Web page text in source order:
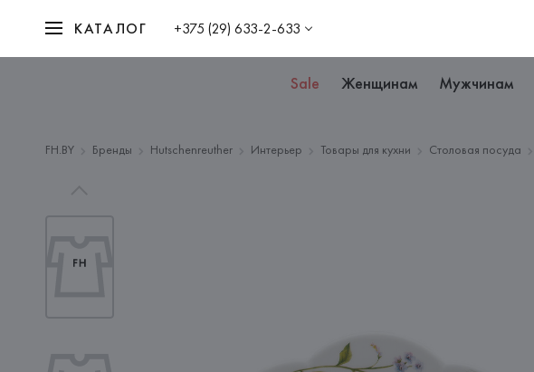
КАТАЛОГ +375 (29) 633-2-633
Sale Женщинам Мужчинам
FH.BY Бренды Hutschenreuther Интерьер Товары для кухни Столовая посуда